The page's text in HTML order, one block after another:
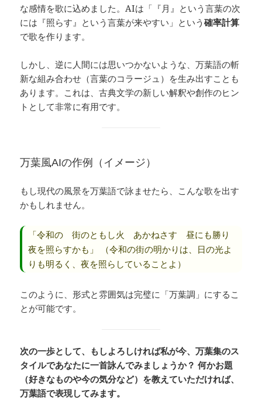
な感情を歌に込めました。AIは「『月』という言葉の次
には『照らす』という言葉が来やすい」という確率計算
で歌を作ります。
しかし、逆に人間には思いつかないような、万葉語の斬
新な組み合わせ（言葉のコラージュ）を生み出すことも
あります。これは、古典文学の新しい解釈や創作のヒン
トとして非常に有用です。
万葉風AIの作例（イメージ）
もし現代の風景を万葉語で詠ませたら、こんな歌を出す
かもしれません。
「令和の 街のともし火 あかねさす 昼にも勝り
夜を照らすかも」
（令和の街の明かりは、日の光よ
りも明るく、夜を照らしていることよ）
このように、形式と雰囲気は完璧に「万葉調」にするこ
とが可能です。
次の一歩として、もしよろしければ私が今、万葉集のス
タイルであなたに一首詠んでみましょうか？ 何かお題
（好きなものや今の気分など）を教えていただければ、
万葉語で表現してみます。